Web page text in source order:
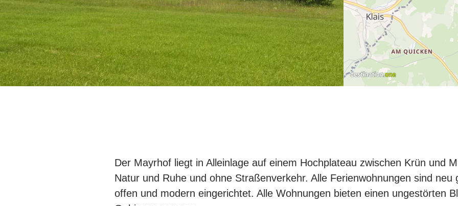
Der Mayrhof liegt in Alleinlage auf einem Hochplateau zwischen Krün und
Natur und Ruhe und ohne Straßenverkehr. Alle Ferienwohnungen sind neu
offen und modern eingerichtet. Alle Wohnungen bieten einen ungestörten